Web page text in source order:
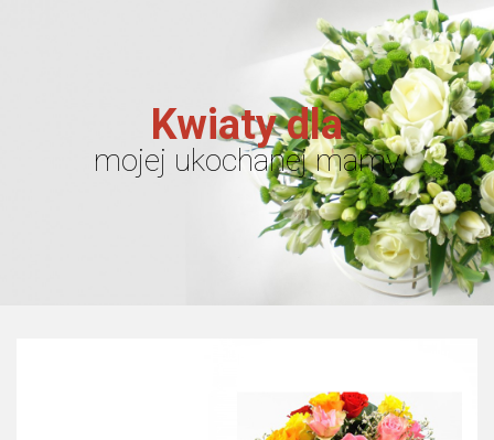
Kwiaty dla
mojej ukochanej mamy